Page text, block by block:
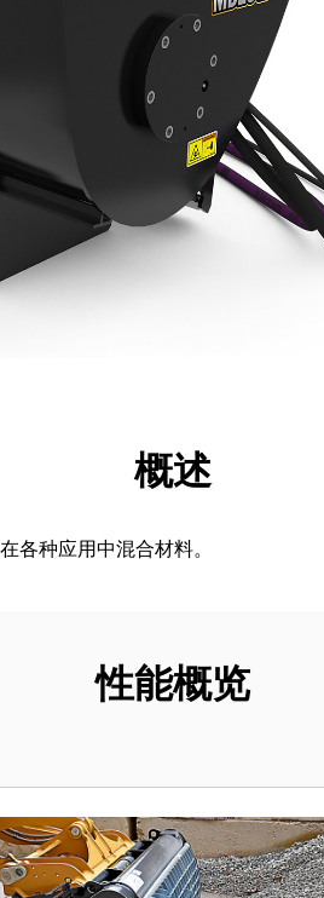
展示
概述
各种应用中混合材料。
性能概览